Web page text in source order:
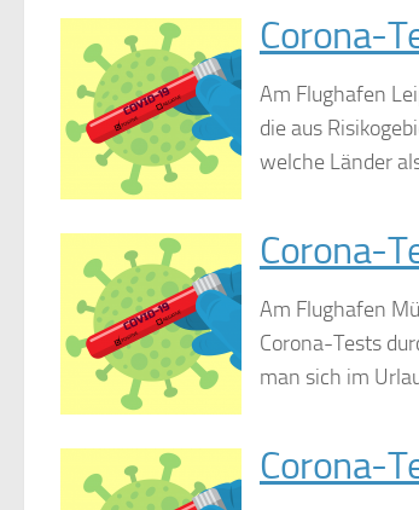
Corona-
Am Flughafen
die aus
welche Länder
Corona-
Am Flughafen
Corona-Tests
man sich im
Corona-